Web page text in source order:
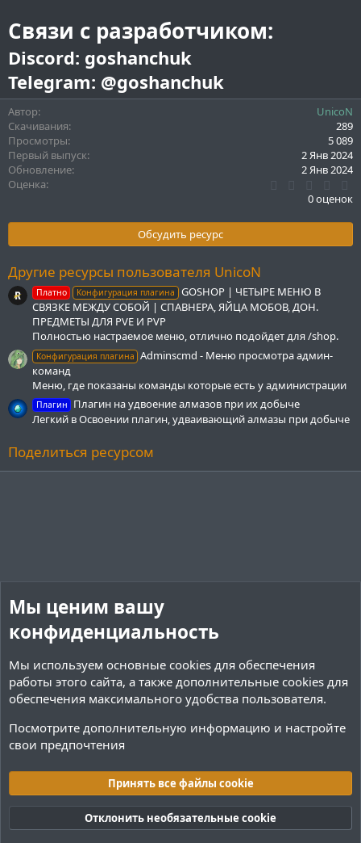
Связи с разработчиком:
Discord: goshanchuk
Telegram: @goshanchuk
Автор
UnicoN
Скачивания
289
Просмотры
5 089
Первый выпуск
2 Янв 2024
Обновление
2 Янв 2024
Оценка
0
0
в
0 оценок
Обсудить ресурс
Другие ресурсы пользователя UnicoN
Платно Конфигурация плагина
GOSHOP | ЧЕТЫРЕ МЕНЮ В
СВЯЗКЕ МЕЖДУ СОБОЙ | СПАВНЕРА, ЯЙЦА МОБОВ, ДОН.
ПРЕДМЕТЫ ДЛЯ PVE И PVP
Полностью настраемое меню, отлично подойдет для /shop.
Конфигурация плагина Adminscmd - Меню просмотра админ-
команд
Меню, где показаны команды которые есть у администрации
Плагин
Плагин на удвоение алмазов при их добыче
Легкий в Освоении плагин, удваивающий алмазы при добыче
Поделиться ресурсом
Cookies Тёмная (2020)
Русский (RU)
Обратная связь
Условия и правила
Политика конфиденциальности
Помощь
R
Мы ценим вашу
конфиденциальность
Мы используем основные cookies для обеспечения
работы этого сайта, а также дополнительные cookies для
обеспечения максимального удобства пользователя.
Посмотрите дополнительную информацию и настройте
свои предпочтения
Принять все файлы cookie
Отклонить необязательные cookie